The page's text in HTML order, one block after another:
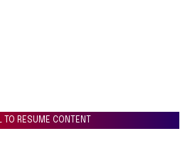
TO RESUME CONTENT